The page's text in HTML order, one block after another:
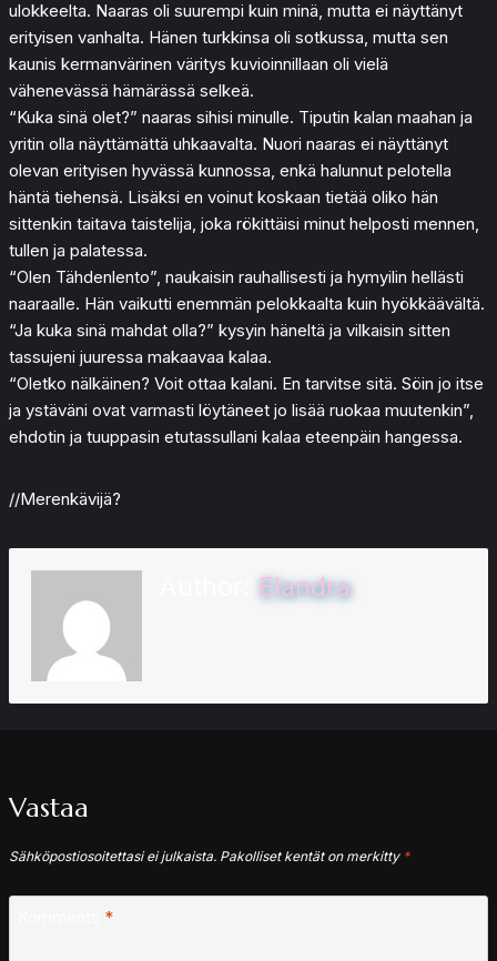
ulokkeelta. Naaras oli suurempi kuin minä, mutta ei näyttänyt
erityisen vanhalta. Hänen turkkinsa oli sotkussa, mutta sen
kaunis kermanvärinen väritys kuvioinnillaan oli vielä
vähenevässä hämärässä selkeä.
“Kuka sinä olet?” naaras sihisi minulle. Tiputin kalan maahan ja
yritin olla näyttämättä uhkaavalta. Nuori naaras ei näyttänyt
olevan erityisen hyvässä kunnossa, enkä halunnut pelotella
häntä tiehensä. Lisäksi en voinut koskaan tietää oliko hän
sittenkin taitava taistelija, joka rökittäisi minut helposti mennen,
tullen ja palatessa.
“Olen Tähdenlento”, naukaisin rauhallisesti ja hymyilin hellästi
naaraalle. Hän vaikutti enemmän pelokkaalta kuin hyökkäävältä.
“Ja kuka sinä mahdat olla?” kysyin häneltä ja vilkaisin sitten
tassujeni juuressa makaavaa kalaa.
“Oletko nälkäinen? Voit ottaa kalani. En tarvitse sitä. Söin jo itse
ja ystäväni ovat varmasti löytäneet jo lisää ruokaa muutenkin”,
ehdotin ja tuuppasin etutassullani kalaa eteenpäin hangessa.
//Merenkävijä?
Elandra
Vastaa
Sähköpostiosoitettasi ei julkaista. Pakolliset kentät on merkitty *
*